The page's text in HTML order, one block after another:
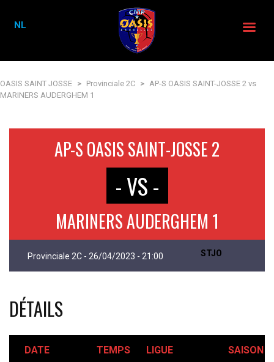
OASIS SAINT JOSSE > Provinciale 2C > AP-S OASIS SAINT-JOSSE 2 vs
MARINERS AUDERGHEM 1
AP-S OASIS SAINT-JOSSE 2
- VS -
MARINERS AUDERGHEM 1
Provinciale 2C - 26/04/2023 - 21:00 STJO
DÉTAILS
DATE TEMPS LIGUE SAISON
NL